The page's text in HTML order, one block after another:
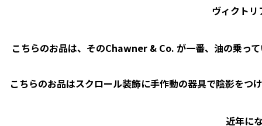
ヴィクト
こちらのお品は、そのChawner & Co. が一番、油の乗っ
こちらのお品はスクロール装飾に手作動の器具で陰影をつ
近年に